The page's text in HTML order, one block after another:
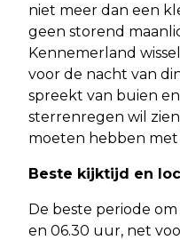
niet meer dan een
geen storend
Kennemerland
voor de nacht van
spreekt van buien
sterrenregen wil
moeten hebben
Beste kijktijd en
De beste periode
en 06.30 uur, net